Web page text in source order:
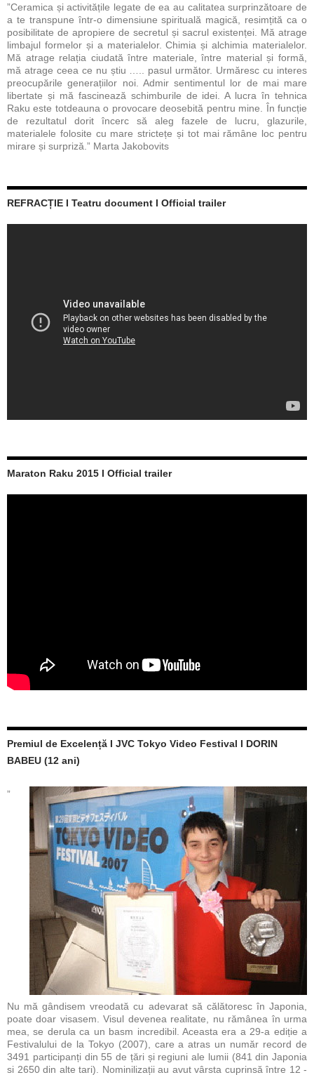
”Ceramica și activitățile legate de ea au calitatea surprinzătoare de
a te transpune într-o dimensiune spirituală magică, resimțită ca o
posibilitate de apropiere de secretul și sacrul existenței. Mă atrage
limbajul formelor și a materialelor. Chimia și alchimia materialelor.
Mă atrage relația ciudată între materiale, între material și formă,
mă atrage ceea ce nu știu ….. pasul următor. Urmăresc cu interes
preocupările generațiilor noi. Admir sentimentul lor de mai mare
libertate și mă fascinează schimburile de idei. A lucra în tehnica
Raku este totdeauna o provocare deosebită pentru mine. În funcție
de rezultatul dorit încerc să aleg fazele de lucru, glazurile,
materialele folosite cu mare strictețe și tot mai rămâne loc pentru
mirare și surpriză.” Marta Jakobovits
REFRACȚIE I Teatru document I Official trailer
Maraton Raku 2015 I Official trailer
Premiul de Excelență I JVC Tokyo Video Festival I DORIN
BABEU (12 ani)
Nu mă gândisem vreodată cu adevarat să călătoresc în Japonia,
poate doar visasem. Visul devenea realitate, nu rămânea în urma
mea, se derula ca un basm incredibil. Aceasta era a 29-a ediție a
Festivalului de la Tokyo (2007), care a atras un număr record de
3491 participanți din 55 de țări și regiuni ale lumii (841 din Japonia
si 2650 din alte tari). Nominilizații au avut vârsta cuprinsă între 12 -